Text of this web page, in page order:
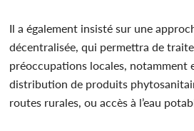
Il a également insisté sur une
décentralisée, qui permettra de
préoccupations locales, notamment
distribution de produits
routes rurales, ou accès à l’eau